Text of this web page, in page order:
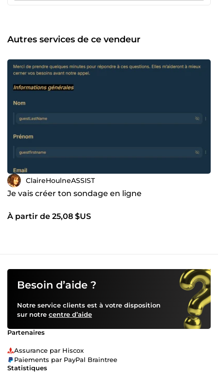
Autres services de ce vendeur
ClaireHoulneASSIST
Je vais créer ton sondage en ligne
À partir de 25,08 $US
Besoin d’aide ?
Notre service clients est à votre disposition
sur notre centre d’aide
Partenaires
Assurance par Hiscox
Paiements par PayPal Braintree
Statistiques